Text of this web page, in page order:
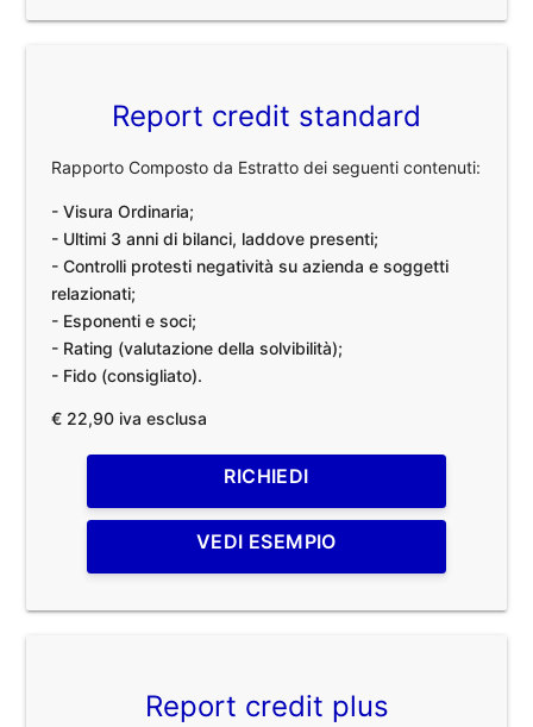
Report credit standard
Rapporto Composto da Estratto dei seguenti contenuti:
- Visura Ordinaria;
- Ultimi 3 anni di bilanci, laddove presenti;
- Controlli protesti negatività su azienda e soggetti
relazionati;
- Esponenti e soci;
- Rating (valutazione della solvibilità);
- Fido (consigliato).
€ 22,90 iva esclusa
RICHIEDI
VEDI ESEMPIO
Report credit plus